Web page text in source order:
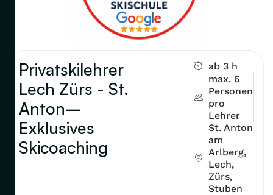
Privatskilehrer
Lech Zürs - St.
Anton–
Exklusives
Skicoaching
ab 3 h
max. 6
Personen
pro
Lehrer
St. Anton
am
Arlberg,
Lech,
Zürs,
Stuben